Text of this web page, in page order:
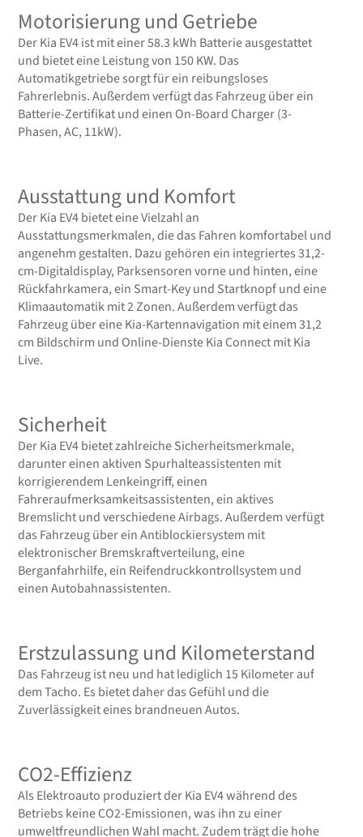
Motorisierung und Getriebe
Der Kia EV4 ist mit einer 58.3 kWh Batterie ausgestattet
und bietet eine Leistung von 150 KW. Das
Automatikgetriebe sorgt für ein reibungsloses
Fahrerlebnis. Außerdem verfügt das Fahrzeug über ein
Batterie-Zertifikat und einen On-Board Charger (3-
Phasen, AC, 11kW).
Ausstattung und Komfort
Der Kia EV4 bietet eine Vielzahl an
Ausstattungsmerkmalen, die das Fahren komfortabel und
angenehm gestalten. Dazu gehören ein integriertes 31,2-
cm-Digitaldisplay, Parksensoren vorne und hinten, eine
Rückfahrkamera, ein Smart-Key und Startknopf und eine
Klimaautomatik mit 2 Zonen. Außerdem verfügt das
Fahrzeug über eine Kia-Kartennavigation mit einem 31,2
cm Bildschirm und Online-Dienste Kia Connect mit Kia
Live.
Sicherheit
Der Kia EV4 bietet zahlreiche Sicherheitsmerkmale,
darunter einen aktiven Spurhalteassistenten mit
korrigierendem Lenkeingriff, einen
Fahreraufmerksamkeitsassistenten, ein aktives
Bremslicht und verschiedene Airbags. Außerdem verfügt
das Fahrzeug über ein Antiblockiersystem mit
elektronischer Bremskraftverteilung, eine
Berganfahrhilfe, ein Reifendruckkontrollsystem und
einen Autobahnassistenten.
Erstzulassung und Kilometerstand
Das Fahrzeug ist neu und hat lediglich 15 Kilometer auf
dem Tacho. Es bietet daher das Gefühl und die
Zuverlässigkeit eines brandneuen Autos.
CO2-Effizienz
Als Elektroauto produziert der Kia EV4 während des
Betriebs keine CO2-Emissionen, was ihn zu einer
umweltfreundlichen Wahl macht. Zudem trägt die hohe